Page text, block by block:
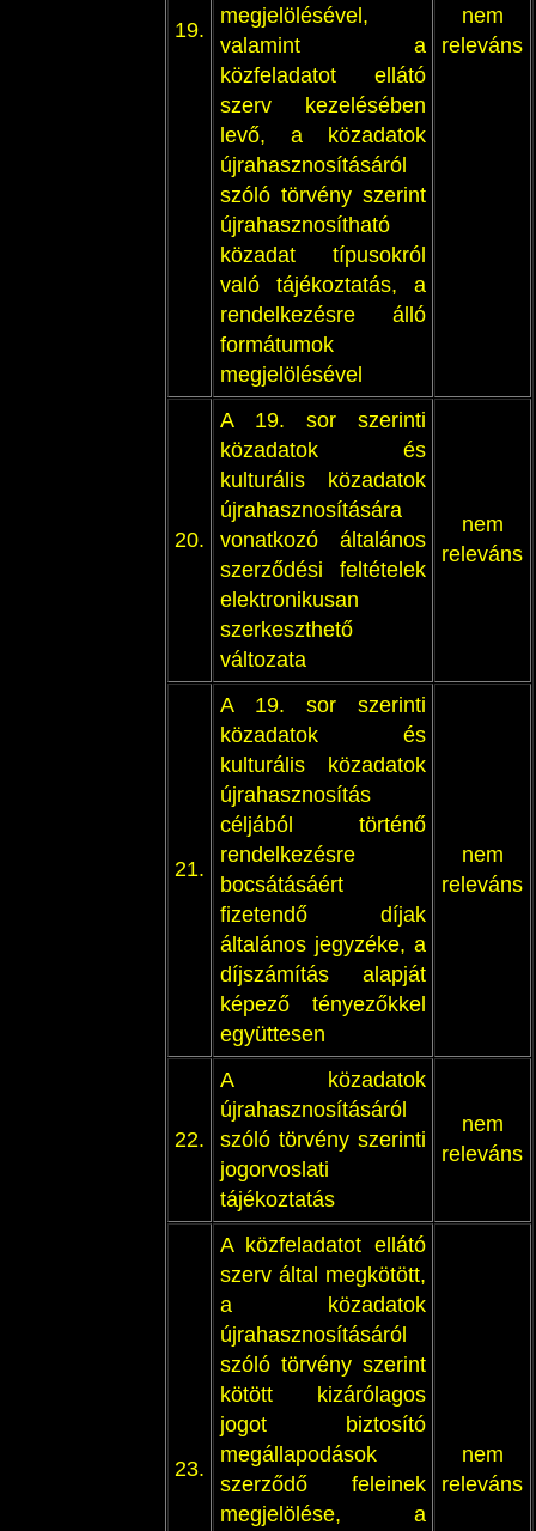
19.
megjelölésével,
valamint a
közfeladatot ellátó
szerv kezelésében
levő, a közadatok
újrahasznosításáról
szóló törvény szerint
újrahasznosítható
közadat típusokról
való tájékoztatás, a
rendelkezésre álló
formátumok
megjelölésével
nem
releváns
20.
A 19. sor szerinti
közadatok és
kulturális közadatok
újrahasznosítására
vonatkozó általános
szerződési feltételek
elektronikusan
szerkeszthető
változata
nem
releváns
21.
A 19. sor szerinti
közadatok és
kulturális közadatok
újrahasznosítás
céljából történő
rendelkezésre
bocsátásáért
fizetendő díjak
általános jegyzéke, a
díjszámítás alapját
képező tényezőkkel
együttesen
nem
releváns
22.
A közadatok
újrahasznosításáról
szóló törvény szerinti
jogorvoslati
tájékoztatás
nem
releváns
23.
A közfeladatot ellátó
szerv által megkötött,
a közadatok
újrahasznosításáról
szóló törvény szerint
kötött kizárólagos
jogot biztosító
megállapodások
szerződő feleinek
megjelölése, a
nem
releváns